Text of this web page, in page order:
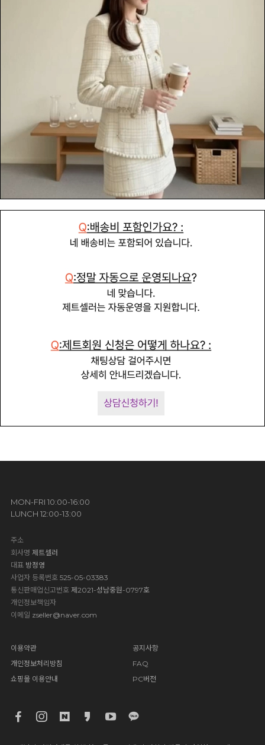
MON-FRI 10:00-16:00
LUNCH 12:00-13:00
주소
회사명 제트셀러
대표방정영
사업자 등록번호 525-05-03383
통신판매업신고번호 제2021-성남중원-0797호
개인정보책임자
이메일 zseller@naver.com
이용약관
개인정보처리방침
쇼핑몰 이용안내
공지사항
FAQ
PC버전